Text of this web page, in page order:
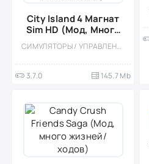
City Island 4 Магнат
Sim HD (Мод, Много
денег)
СИМУЛЯТОРЫ / УПРАВЛЕНИЕ / ГРАДОСТРОЕНИЕ / ОДНОПОЛЬЗОВАТЕЛЬСКИЕ / СТИЛИЗАЦИЯ / ОФЛАЙН / МОД / ВСТРОЕННЫЙ КЕШ
3.7.0 145.7 Mb